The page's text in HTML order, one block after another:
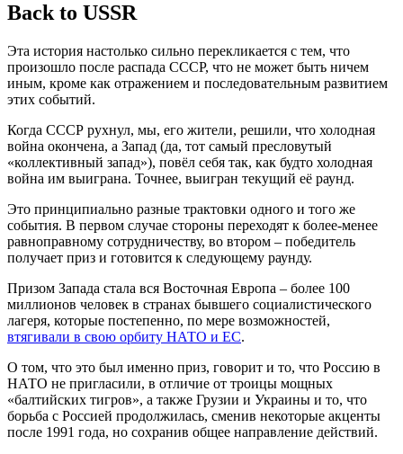
Back to USSR
Эта история настолько сильно перекликается с тем, что
произошло после распада СССР, что не может быть ничем
иным, кроме как отражением и последовательным развитием
этих событий.
Когда СССР рухнул, мы, его жители, решили, что холодная
война окончена, а Запад (да, тот самый пресловутый
«коллективный запад»), повёл себя так, как будто холодная
война им выиграна. Точнее, выигран текущий её раунд.
Это принципиально разные трактовки одного и того же
события. В первом случае стороны переходят к более-менее
равноправному сотрудничеству, во втором – победитель
получает приз и готовится к следующему раунду.
Призом Запада стала вся Восточная Европа – более 100
миллионов человек в странах бывшего социалистического
лагеря, которые постепенно, по мере возможностей,
втягивали в свою орбиту НАТО и ЕС.
О том, что это был именно приз, говорит и то, что Россию в
НАТО не пригласили, в отличие от троицы мощных
«балтийских тигров», а также Грузии и Украины и то, что
борьба с Россией продолжилась, сменив некоторые акценты
после 1991 года, но сохранив общее направление действий.